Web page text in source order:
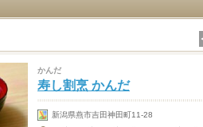
かんだ
寿し割烹 かんだ
新潟県燕市吉田神田町11-28